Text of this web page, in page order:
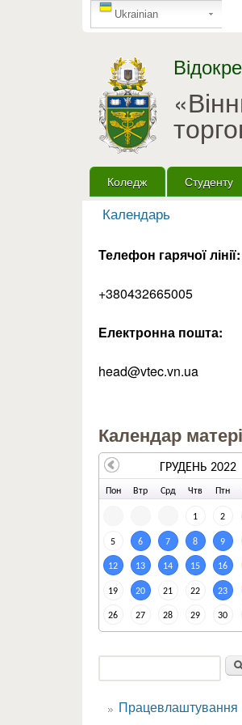
GTranslate
Ukrainian
Головне меню
Коледж Студенту
Ви є тут
Календарь
Телефон гарячої лінії:
+380432665005
Електронна пошта:
head@vtec.vn.ua
Календар
Пон Втр Срд Чтв Птн
1 2
5 6 7 8 9
12 13 14 15 16
19 20 21 22 23
26 27 28 29 30
ГРУДЕНЬ 2022
Пошукова
Працевлаштування